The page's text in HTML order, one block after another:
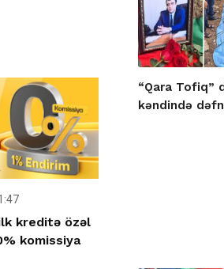
kreditə özəl
komissiya
“Qara Tofiq”
kəndində